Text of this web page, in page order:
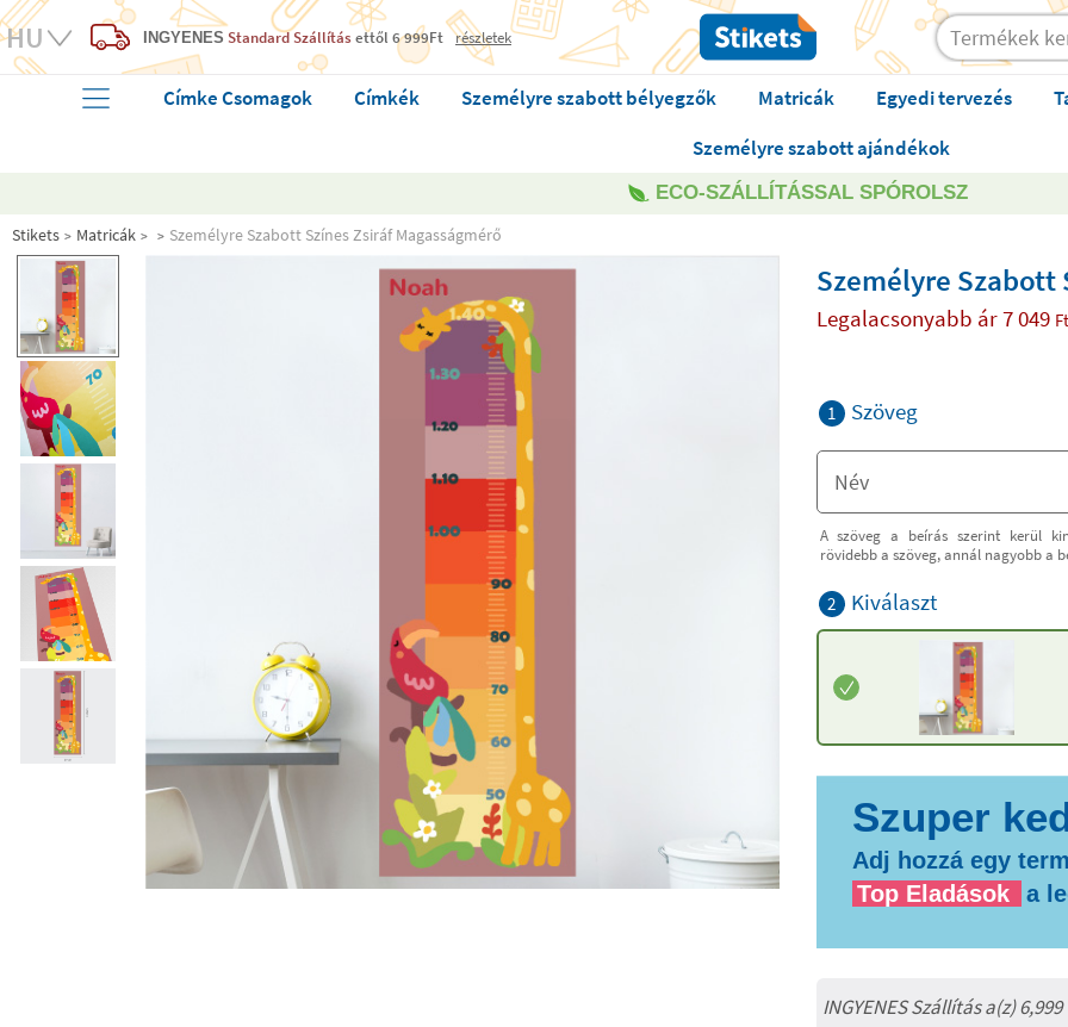
INGYENES Standard Szállításettől 6 999Ft részletek
Címke Csomagok Címkék Személyre szabott bélyegzők Matricák Egyedi tervezés
Személyre szabott ajándékok
ECO-SZÁLLÍTÁSSAL SPÓROLSZ
Stikets Matricák Személyre Szabott Színes Zsiráf Magasságmérő
Személyre Szabott
Legalacsonyabb ár7 049 Ft
1 Szöveg
A szöveg a beírás szerint kerül
rövidebb a szöveg, annál nagyobb a
2 Kiválaszt
Adj hozzá egy
Top Eladások
a
INGYENES Szállítás a(z) 6,999